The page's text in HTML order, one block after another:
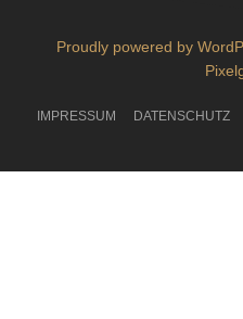
Proudly powered by
IMPRESSUM DATENSCHUTZ